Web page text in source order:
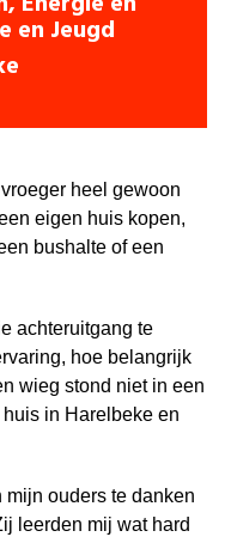
en Jeugd
heel gewoon
eigen huis kopen,
bushalte of een
achteruitgang te
hoe belangrijk
wieg stond niet in een
in Harelbeke en
mijn ouders te danken
leerden mij wat hard